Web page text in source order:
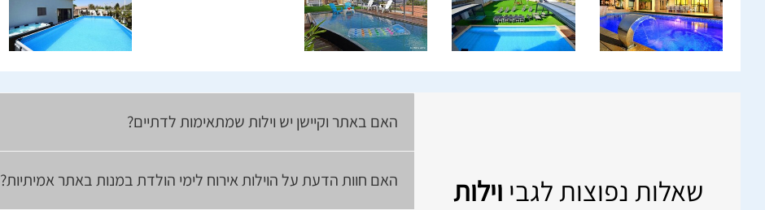
שאלות נפוצות לגבי וילות
האם באתר וקיישן יש וילות שמתאימות לדתיים?
האם חוות הדעת על הוילות אירוח לימי הולדת במנות באתר אמיתיות?